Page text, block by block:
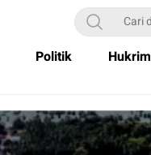
Politik Hukrim